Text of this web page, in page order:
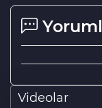
Videolar